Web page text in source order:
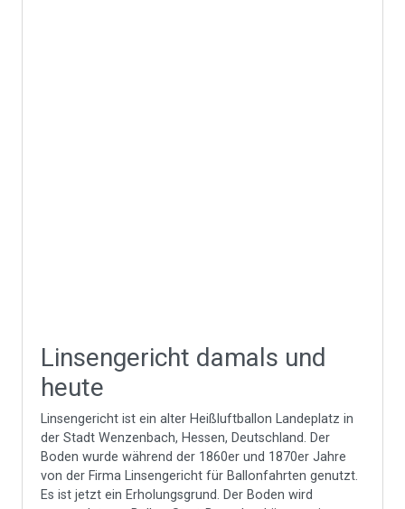
Linsengericht damals und
heute
Linsengericht ist ein alter Heißluftballon Landeplatz in
der Stadt Wenzenbach, Hessen, Deutschland. Der
Boden wurde während der 1860er und 1870er Jahre
von der Firma Linsengericht für Ballonfahrten genutzt.
Es ist jetzt ein Erholungsgrund. Der Boden wird